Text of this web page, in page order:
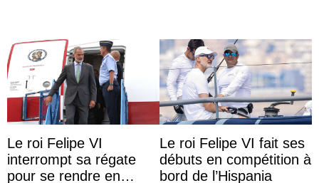
Le roi Felipe VI
interrompt sa régate
pour se rendre en
Le roi Felipe VI fait ses
débuts en compétition à
bord de l’Hispania